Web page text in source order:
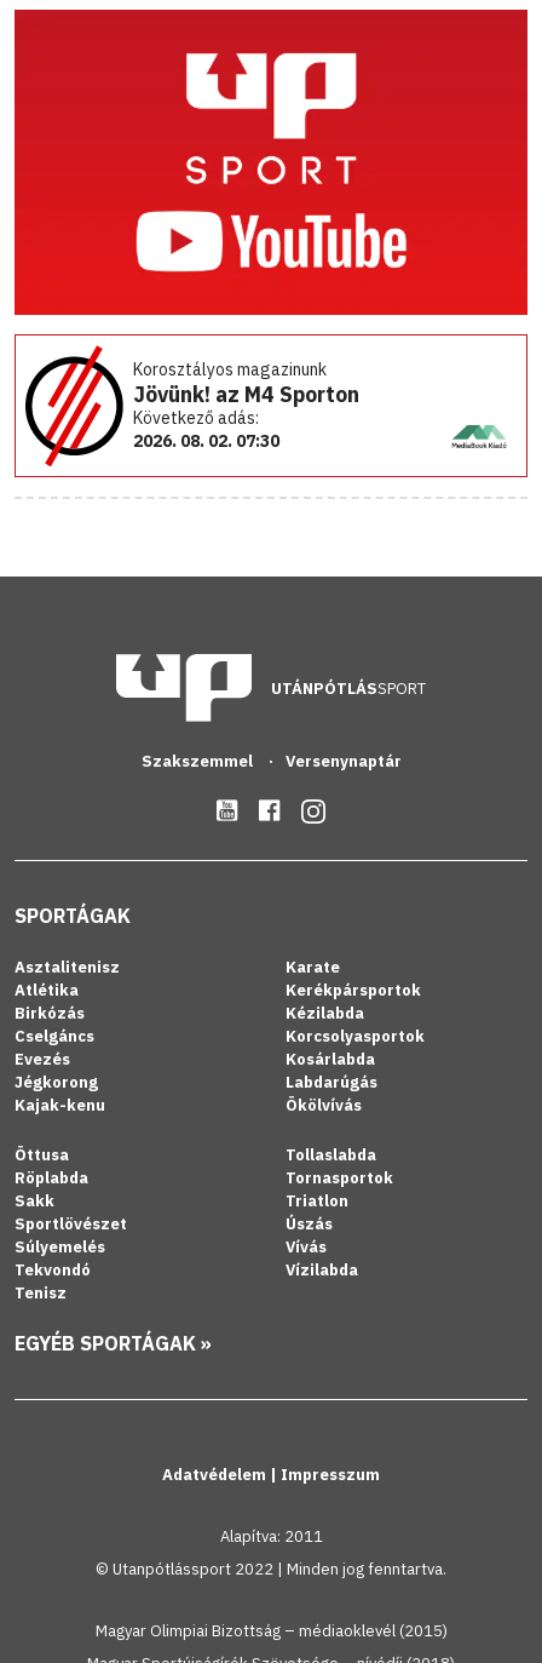
Korosztályos magazinunk
Jövünk! az M4 Sporton
Következő adás:
2026. 08. 02. 07:30
UTÁNPÓTLÁSSPORT
Szakszemmel Versenynaptár
SPORTÁGAK
Asztalitenisz
Atlétika
Birkózás
Cselgáncs
Evezés
Jégkorong
Kajak-kenu
Karate
Kerékpársportok
Kézilabda
Korcsolyasportok
Kosárlabda
Labdarúgás
Ökölvívás
Öttusa
Röplabda
Sakk
Sportlövészet
Súlyemelés
Tekvondó
Tenisz
Tollaslabda
Tornasportok
Triatlon
Úszás
Vívás
Vízilabda
EGYÉB SPORTÁGAK »
Adatvédelem | Impresszum
Alapítva: 2011
© Utanpótlássport 2022 | Minden jog fenntartva.
Magyar Olimpiai Bizottság – médiaoklevél (2015)